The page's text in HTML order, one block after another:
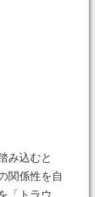
み込むと
関係性を自
「トラウ